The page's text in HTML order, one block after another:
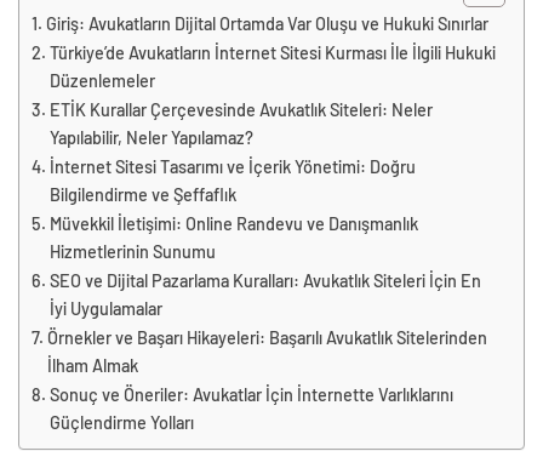
Giriş: Avukatların Dijital Ortamda Var Oluşu ve Hukuki Sınırlar
Türkiye’de Avukatların İnternet Sitesi Kurması İle İlgili Hukuki
Düzenlemeler
ETİK Kurallar Çerçevesinde Avukatlık Siteleri: Neler
Yapılabilir, Neler Yapılamaz?
İnternet Sitesi Tasarımı ve İçerik Yönetimi: Doğru
Bilgilendirme ve Şeffaflık
Müvekkil İletişimi: Online Randevu ve Danışmanlık
Hizmetlerinin Sunumu
SEO ve Dijital Pazarlama Kuralları: Avukatlık Siteleri İçin En
İyi Uygulamalar
Örnekler ve Başarı Hikayeleri: Başarılı Avukatlık Sitelerinden
İlham Almak
Sonuç ve Öneriler: Avukatlar İçin İnternette Varlıklarını
Güçlendirme Yolları